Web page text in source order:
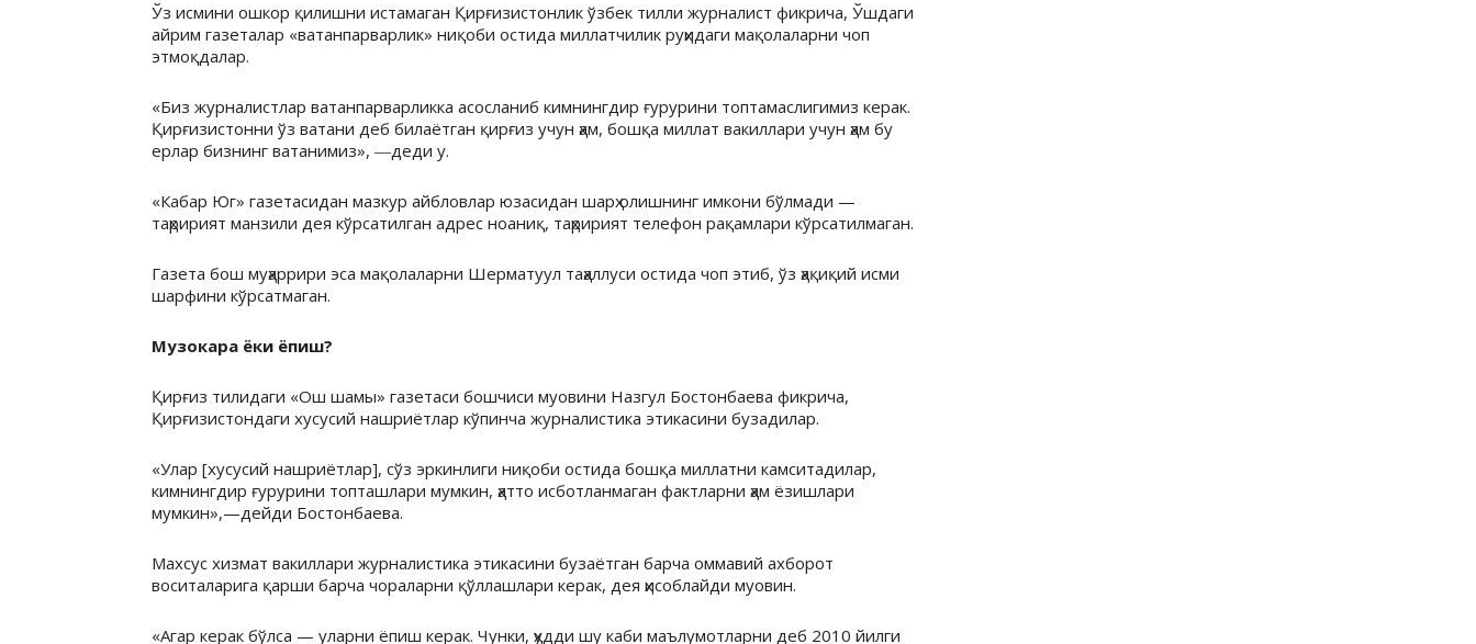
Ўз исмини ошкор қилишни истамаган Қирғизистонлик ўзбек тилли журналист фикрича, Ўшдаги
айрим газеталар «ватанпарварлик» ниқоби остида миллатчилик руҳидаги мақолаларни чоп
этмоқдалар.
«Биз журналистлар ватанпарварликка асосланиб кимнингдир ғурурини топтамаслигимиз керак.
Қирғизистонни ўз ватани деб билаётган қирғиз учун ҳам, бошқа миллат вакиллари учун ҳам бу
ерлар бизнинг ватанимиз», ―деди у.
«Кабар Юг» газетасидан мазкур айбловлар юзасидан шарҳ олишнинг имкони бўлмади —
таҳририят манзили дея кўрсатилган адрес ноаниқ, таҳририят телефон рақамлари кўрсатилмаган.
Газета бош муҳаррири эса мақолаларни Шерматуул таҳаллуси остида чоп этиб, ўз ҳақиқий исми
шарфини кўрсатмаган.
Музокара ёки ёпиш?
Қирғиз тилидаги «Ош шамы» газетаси бошчиси муовини Назгул Бостонбаева фикрича,
Қирғизистондаги хусусий нашриётлар кўпинча журналистика этикасини бузадилар.
«Улар [хусусий нашриётлар], сўз эркинлиги ниқоби остида бошқа миллатни камситадилар,
кимнингдир ғурурини топташлари мумкин, ҳатто исботланмаган фактларни ҳам ёзишлари
мумкин»,—дейди Бостонбаева.
Махсус хизмат вакиллари журналистика этикасини бузаётган барча оммавий ахборот
воситаларига қарши барча чораларни қўллашлари керак, дея ҳисоблайди муовин.
«Агар керак бўлса — уларни ёпиш керак. Чунки, ҳудди шу каби маълумотларни деб 2010 йилги